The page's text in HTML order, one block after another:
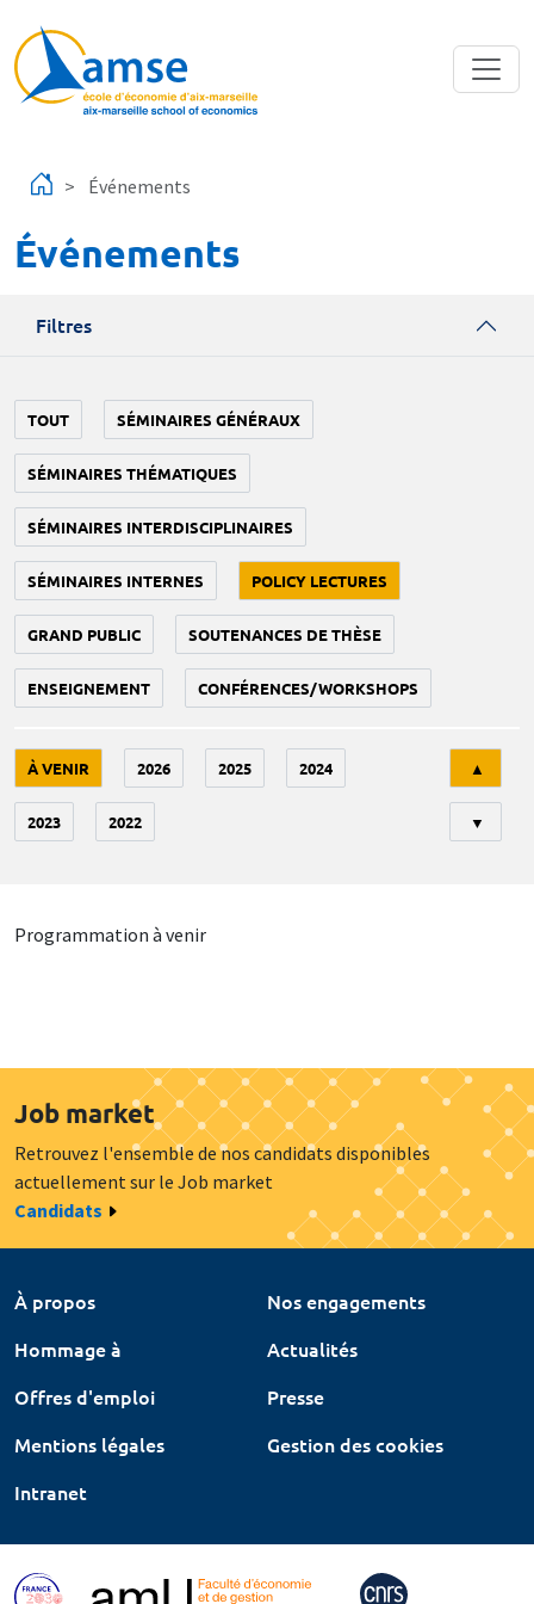
Événements
Événements
Filtres
TOUT SÉMINAIRES GÉNÉRAUX
SÉMINAIRES THÉMATIQUES
SÉMINAIRES INTERDISCIPLINAIRES
SÉMINAIRES INTERNES POLICY LECTURES
GRAND PUBLIC SOUTENANCES DE THÈSE
ENSEIGNEMENT CONFÉRENCES/WORKSHOPS
À VENIR 2026 2025 2024
2023 2022
▲
▼
Programmation à venir
Job market
Retrouvez l'ensemble de nos candidats disponibles
actuellement sur le Job market
Candidats
À propos
Nos engagements
Hommage à
Actualités
Offres d'emploi
Presse
Mentions légales
Gestion des cookies
Intranet